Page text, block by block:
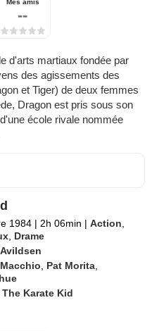
--
d'arts martiaux fondée par
des agissements des
et Tiger) de deux femmes
Dragon est pris sous son
école rivale nommée
1984 | 2h 06min | Action
Drame
Pat Morita
The Karate Kid